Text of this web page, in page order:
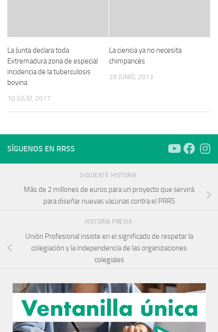
La Junta declara toda
Extremadura zona de especial
incidencia de la tuberculosis
bovina
10 JULIO, 2017
La ciencia ya no necesita
chimpancés
28 JUNIO, 2013
SÍGUENOS EN RRSS
SIGUIENTE HISTORIA
Más de 2 millones de euros para un proyecto que servirá
para diseñar nuevas vacunas contra el PRRS
HISTORIA PREVIA
Unión Profesional insiste en el significado de respetar la
colegiación y la independencia de las organizaciones
colegiales